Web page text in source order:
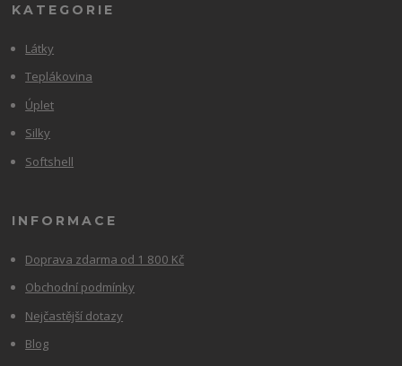
KATEGORIE
Látky
Teplákovina
Úplet
Silky
Softshell
INFORMACE
Doprava zdarma od 1 800 Kč
Obchodní podmínky
Nejčastější dotazy
Blog